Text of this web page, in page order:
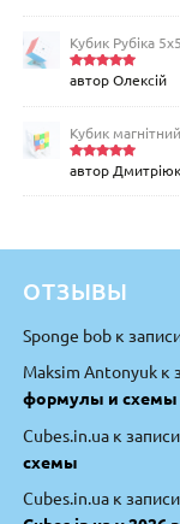
5
Кубик Рубіка
Оцінено
автор Олексій
Кубик
Оцінено
автор
ОТЗЫВЫ
Sponge bob к
Maksim Antonyuk к
формулы и схемы
Cubes.in.ua к записи
схемы
Cubes.in.ua к записи